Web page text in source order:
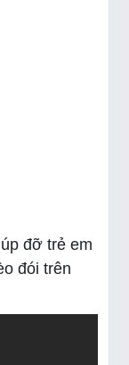
đỡ trẻ em
đói trên